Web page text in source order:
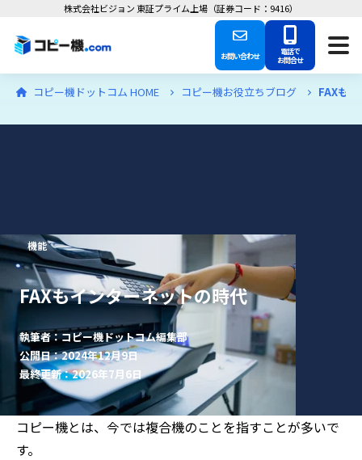
株式会社ビジョン 東証プライム上場（証券コード：9416）
お問い合わせ 電話で
お問合せ
コピー機ドットコム HOME コピー機お役立ちブログ FAXも
機能
FAXもインターネットの時代
執筆者：コピー機ドットコム編集部
公開日：2024年12月9日
最終更新：2026年7月6日
コピー機とは、今では複合機のことを指すことが多いで
す。